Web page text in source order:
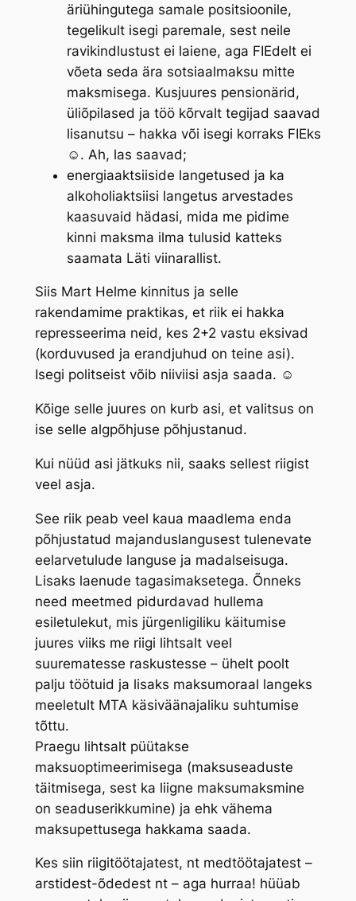
äriühingutega samale positsioonile,
tegelikult isegi paremale, sest neile
ravikindlustust ei laiene, aga FIEdelt ei
võeta seda ära sotsiaalmaksu mitte
maksmisega. Kusjuures pensionärid,
üliõpilased ja töö kõrvalt tegijad saavad
lisanutsu – hakka või isegi korraks FIEks
☺. Ah, las saavad;
energiaaktsiiside langetused ja ka
alkoholiaktsiisi langetus arvestades
kaasuvaid hädasi, mida me pidime
kinni maksma ilma tulusid katteks
saamata Läti viinarallist.
Siis Mart Helme kinnitus ja selle
rakendamime praktikas, et riik ei hakka
represseerima neid, kes 2+2 vastu eksivad
(korduvused ja erandjuhud on teine asi).
Isegi politseist võib niiviisi asja saada. ☺
Kõige selle juures on kurb asi, et valitsus on
ise selle algpõhjuse põhjustanud.
Kui nüüd asi jätkuks nii, saaks sellest riigist
veel asja.
See riik peab veel kaua maadlema enda
põhjustatud majanduslangusest tulenevate
eelarvetulude languse ja madalseisuga.
Lisaks laenude tagasimaksetega. Õnneks
need meetmed pidurdavad hullema
esiletulekut, mis jürgenligiliku käitumise
juures viiks me riigi lihtsalt veel
suurematesse raskustesse – ühelt poolt
palju töötuid ja lisaks maksumoraal langeks
meeletult MTA käsiväänajaliku suhtumise
tõttu.
Praegu lihtsalt püütakse
maksuoptimeerimisega (maksuseaduste
täitmisega, sest ka liigne maksumaksmine
on seaduserikkumine) ja ehk vähema
maksupettusega hakkama saada.
Kes siin riigitöötajatest, nt medtöötajatest –
arstidest-õdedest nt – aga hurraa! hüüab